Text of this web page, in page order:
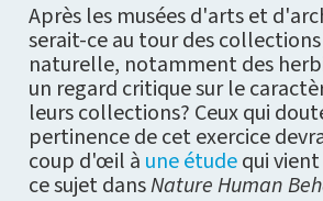
Après les musées d'arts et
serait-ce au tour des
naturelle, notamment des
un regard critique sur le
leurs collections? Ceux qui
pertinence de cet exercice
coup d'œil à une étudequi
ce sujet dansNature Human